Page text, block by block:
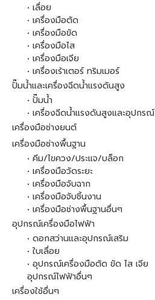
• เลื่อย
• เครื่องมือตัด
• เครื่องมือขัด
• เครื่องมือไส
• เครื่องมือเจีย
• เครื่องเร้าเตอร์ ทริมเมอร์
ปั๊มน้ำและเครื่องฉีดน้ำแรงดันสูง
• ปั๊มน้ำ
• เครื่องฉีดน้ำแรงดันสูงและอุปกรณ์
เครื่องมือช่างยนต์
เครื่องมือช่างพื้นฐาน
• คีม/ไขควง/ประแจ/บล็อก
• เครื่องมือวัดระยะ
• เครื่องมือจับฉาก
• เครื่องมือจับชิ้นงาน
• เครื่องมือช่างพื้นฐานอื่นๆ
อุปกรณ์เครื่องมือไฟฟ้า
• ดอกสว่านและอุปกรณ์เสริม
• ใบเลื่อย
• อุปกรณ์เครื่องมือตัด ขัด ไส เจีย
อุปกรณ์ไฟฟ้าอื่นๆ
เครื่องใช้อื่นๆ